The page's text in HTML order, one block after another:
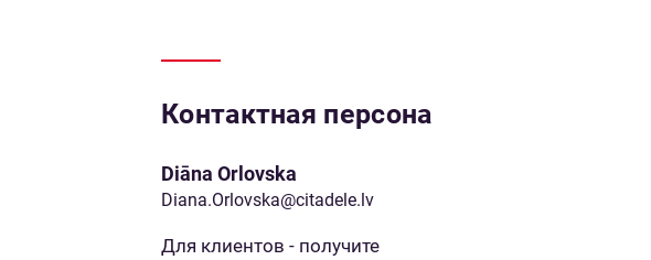
Контактная персона
Diāna Orlovska
Diana.Orlovska@citadele.lv
Для клиентов - получите